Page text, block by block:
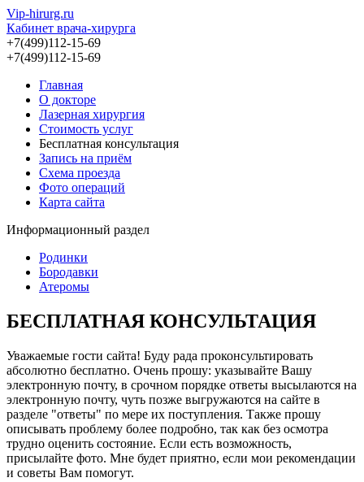
Vip-hirurg.ru
Кабинет врача-хирурга
+7(499)112-15-69
+7(499)112-15-69
Главная
О докторе
Лазерная хирургия
Стоимость услуг
Бесплатная консультация
Запись на приём
Схема проезда
Фото операций
Карта сайта
Информационный раздел
Родинки
Бородавки
Атеромы
БЕСПЛАТНАЯ КОНСУЛЬТАЦИЯ
Уважаемые гости сайта! Буду рада проконсультировать
абсолютно бесплатно. Очень прошу: указывайте Вашу
электронную почту, в срочном порядке ответы высылаются на
электронную почту, чуть позже выгружаются на сайте в
разделе "ответы" по мере их поступления. Также прошу
описывать проблему более подробно, так как без осмотра
трудно оценить состояние. Если есть возможность,
присылайте фото. Мне будет приятно, если мои рекомендации
и советы Вам помогут.